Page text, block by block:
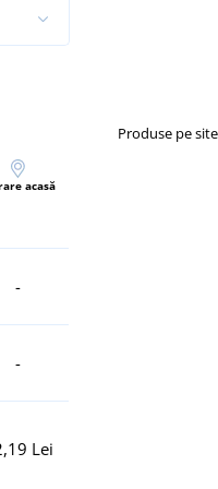
acasă
-
-
Lei
Produse pe